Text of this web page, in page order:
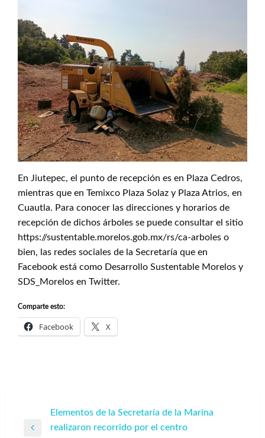
En Jiutepec, el punto de recepción es en Plaza Cedros,
mientras que en Temixco Plaza Solaz y Plaza Atrios, en
Cuautla. Para conocer las direcciones y horarios de
recepción de dichos árboles se puede consultar el sitio
https://sustentable.morelos.gob.mx/rs/ca-arboles o
bien, las redes sociales de la Secretaría que en
Facebook está como Desarrollo Sustentable Morelos y
SDS_Morelos en Twitter.
Comparte esto:
Facebook X
Navegación
de
Elementos de la Secretaría de la Marina
realizaron recorrido por el centro